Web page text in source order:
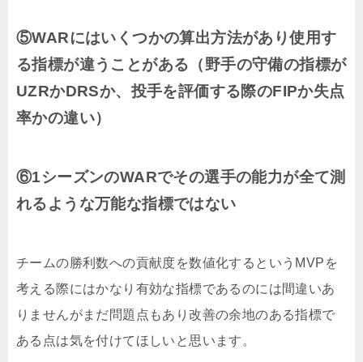
⑤WARにはいくつかの算出方法があり使用す
る指標が違うことがある（野手の守備の指標が
UZRかDRSか、投手を評価する際のFIPか失点
率かの違い）
⑥1シーズンのWARでその選手の能力が全て測
れるような万能な指標ではない
チームの勝利数への貢献度を数値化するというMVPを
考える際にはかなり有効な指標であるのには間違いあ
りませんがまだ問題点もあり改善の余地のある指標で
ある点は気を付けてほしいと思います。